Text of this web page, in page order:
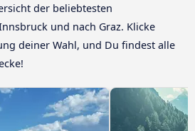
der beliebtesten
und nach Graz. Klicke
deiner Wahl, und Du findest alle